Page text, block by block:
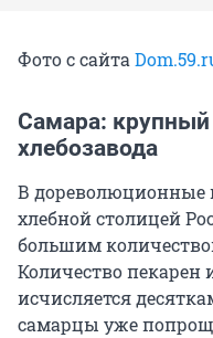
Фото с сайта
Самара:
хлебозавода
В дореволюционные
хлебной столицей
большим
Количество пекарен
исчисляется
самарцы уже